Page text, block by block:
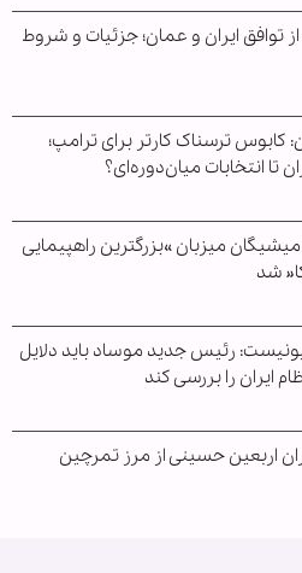
از توافق ایران و عمان؛ جزئیات و شروط
کابوس ترسناک کارتر برای ترامپ؛
تا انتخابات میان‌دوره‌ای؟
میشیگان میزبان »بزرگترین راهپیمایی
شد
رئیس جدید موساد باید دلایل
ایران را بررسی کند
اربعین حسینی از مرز تمرچین